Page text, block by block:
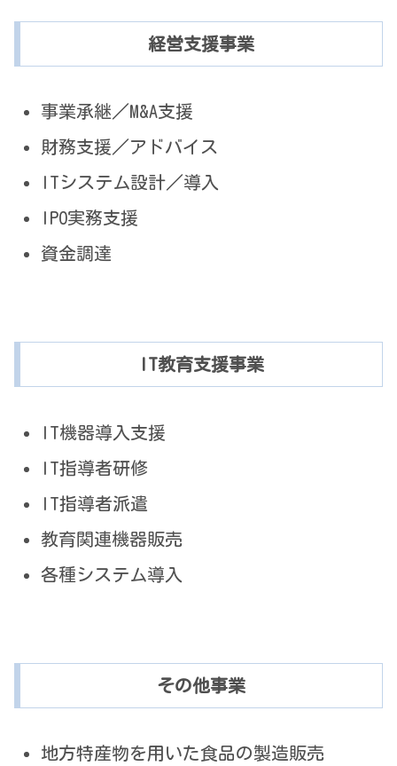
経営支援事業
事業承継／M&A支援
財務支援／アドバイス
ITシステム設計／導入
IPO実務支援
資金調達
IT教育支援事業
IT機器導入支援
IT指導者研修
IT指導者派遣
教育関連機器販売
各種システム導入
その他事業
地方特産物を用いた食品の製造販売